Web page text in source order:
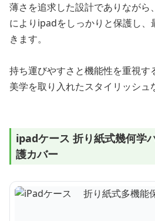
薄さを追求した設計でありながら
によりipadをしっかりと保護し、
きます。
持ち運びやすさと機能性を重視す
美学を取り入れたスタイリッシュ
ipadケース 折り紙式幾何学
護カバー